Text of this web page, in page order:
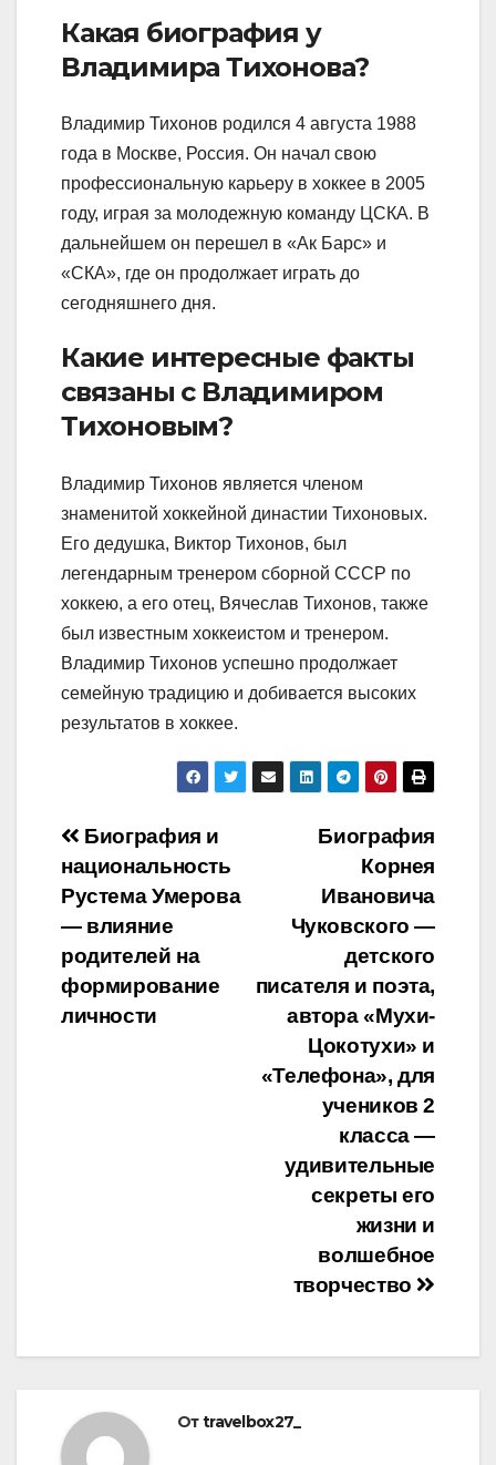
Какая биография у
Владимира Тихонова?
Владимир Тихонов родился 4 августа 1988
года в Москве, Россия. Он начал свою
профессиональную карьеру в хоккее в 2005
году, играя за молодежную команду ЦСКА. В
дальнейшем он перешел в «Ак Барс» и
«СКА», где он продолжает играть до
сегодняшнего дня.
Какие интересные факты
связаны с Владимиром
Тихоновым?
Владимир Тихонов является членом
знаменитой хоккейной династии Тихоновых.
Его дедушка, Виктор Тихонов, был
легендарным тренером сборной СССР по
хоккею, а его отец, Вячеслав Тихонов, также
был известным хоккеистом и тренером.
Владимир Тихонов успешно продолжает
семейную традицию и добивается высоких
результатов в хоккее.
Навигация
по
записям
Биография
Корнея
Ивановича
Чуковского —
детского
писателя и поэта,
автора «Мухи-
Цокотухи» и
«Телефона», для
учеников 2
класса —
удивительные
секреты его
жизни и
волшебное
творчество
Биография и
национальность
Рустема Умерова
— влияние
родителей на
формирование
личности
Отtravelbox27_